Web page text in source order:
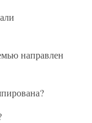
направлен